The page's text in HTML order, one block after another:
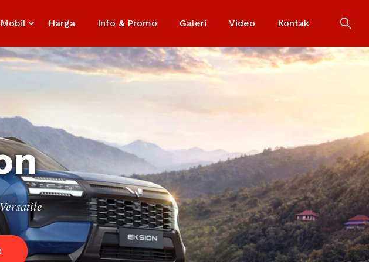
Harga Info & Promo Galeri Video Kontak
n